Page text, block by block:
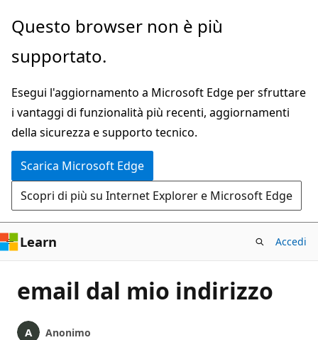
Ignora
passa
contenuto
principale
Questo browser non è più
supportato.
Esegui l'aggiornamento a Microsoft Edge per sfruttare
i vantaggi di funzionalità più recenti, aggiornamenti
della sicurezza e supporto tecnico.
Scarica Microsoft Edge
Scopri di più su Internet Explorer e Microsoft Edge
Learn Accedi
email dal mio indirizzo
Anonimo